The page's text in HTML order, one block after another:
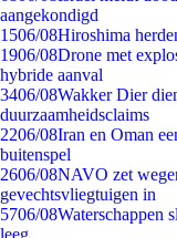
aangekondigd
1506/08Hiroshima
1906/08Drone met
hybride aanval
3406/08Wakker Dier
duurzaamheidsclaims
2206/08Iran en Oman
buitenspel
2606/08NAVO zet
gevechtsvliegtuigen in
5706/08Waterschappen
leeg